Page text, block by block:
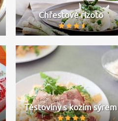
Chřestové rizoto
Těstoviny s kozím sýrem